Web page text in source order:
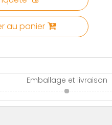
au panier
Emballage et livraison